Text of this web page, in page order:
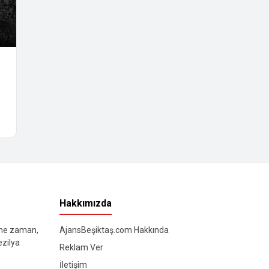
zaman,
Hakkımızda
AjansBeşiktaş.com Hakkında
Reklam Ver
İletişim